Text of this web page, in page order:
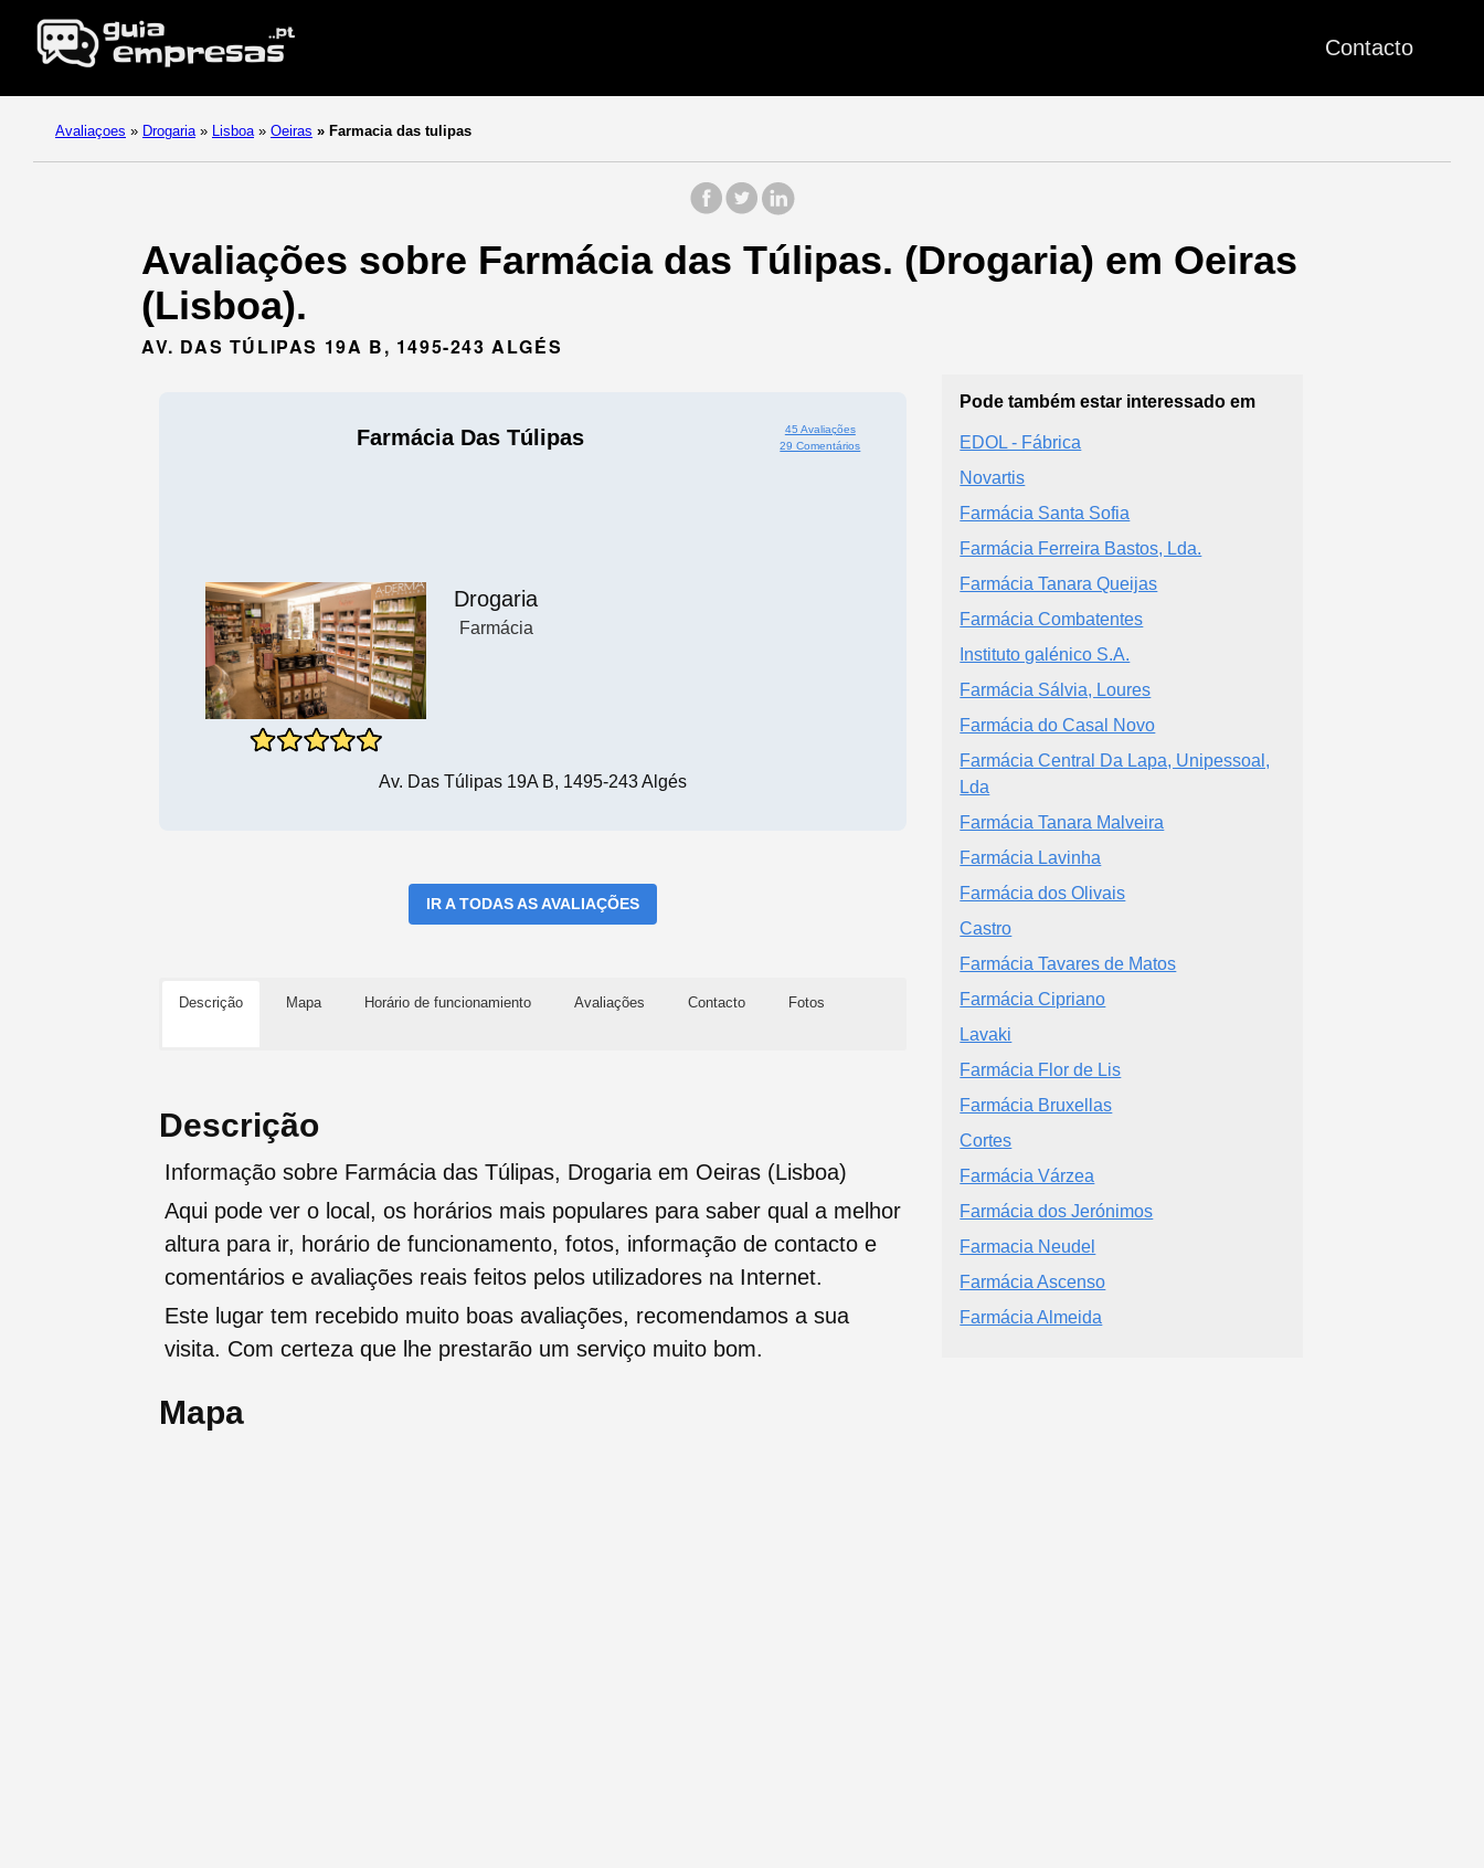
Contacto
Avaliaçoes » Drogaria » Lisboa » Oeiras » Farmacia das tulipas
Avaliações sobre Farmácia das Túlipas. (Drogaria) em Oeiras
(Lisboa).
AV. DAS TÚLIPAS 19A B, 1495-243 ALGÉS
Farmácia Das Túlipas
45 Avaliações
29 Comentários
Drogaria
Farmácia
Av. Das Túlipas 19A B, 1495-243 Algés
IR A TODAS AS AVALIAÇÕES
Descrição Mapa Horário de funcionamiento Avaliações Contacto Fotos
Descrição
Informação sobre Farmácia das Túlipas, Drogaria em Oeiras (Lisboa)
Aqui pode ver o local, os horários mais populares para saber qual a melhor
altura para ir, horário de funcionamento, fotos, informação de contacto e
comentários e avaliações reais feitos pelos utilizadores na Internet.
Este lugar tem recebido muito boas avaliações, recomendamos a sua
visita. Com certeza que lhe prestarão um serviço muito bom.
Mapa
Pode também estar interessado em
EDOL - Fábrica
Novartis
Farmácia Santa Sofia
Farmácia Ferreira Bastos, Lda.
Farmácia Tanara Queijas
Farmácia Combatentes
Instituto galénico S.A.
Farmácia Sálvia, Loures
Farmácia do Casal Novo
Farmácia Central Da Lapa, Unipessoal,
Lda
Farmácia Tanara Malveira
Farmácia Lavinha
Farmácia dos Olivais
Castro
Farmácia Tavares de Matos
Farmácia Cipriano
Lavaki
Farmácia Flor de Lis
Farmácia Bruxellas
Cortes
Farmácia Várzea
Farmácia dos Jerónimos
Farmacia Neudel
Farmácia Ascenso
Farmácia Almeida